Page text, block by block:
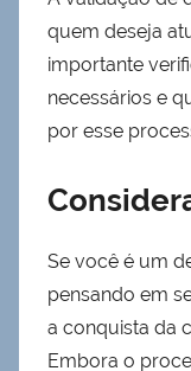
quem deseja
importante
necessários e
por esse
Se você é um
pensando em
a conquista da
Embora o